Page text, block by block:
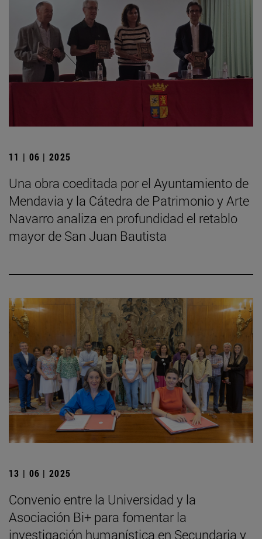
11 | 06 | 2025
Una obra coeditada por el Ayuntamiento de
Mendavia y la Cátedra de Patrimonio y Arte
Navarro analiza en profundidad el retablo
mayor de San Juan Bautista
13 | 06 | 2025
Convenio entre la Universidad y la
Asociación Bi+ para fomentar la
investigación humanística en Secundaria y